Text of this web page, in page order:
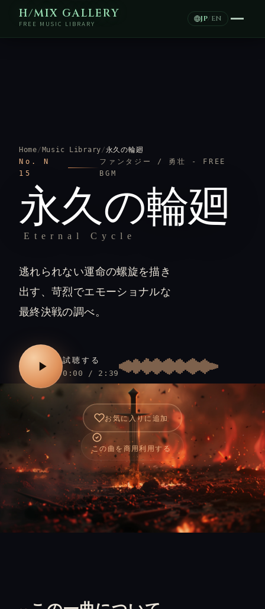
H/MIX GALLERY
FREE MUSIC LIBRARY
JP/ EN
Home/ Music Library/永久の輪廻
No. N
15
ファンタジー / 勇壮 - FREE
BGM
永久の輪廻
Eternal Cycle
逃れられない運命の螺旋を描き
出す、苛烈でエモーショナルな
最終決戦の調べ。
試聴する
0:00 / 2:39
お気に入りに追加
この曲を商用利用する